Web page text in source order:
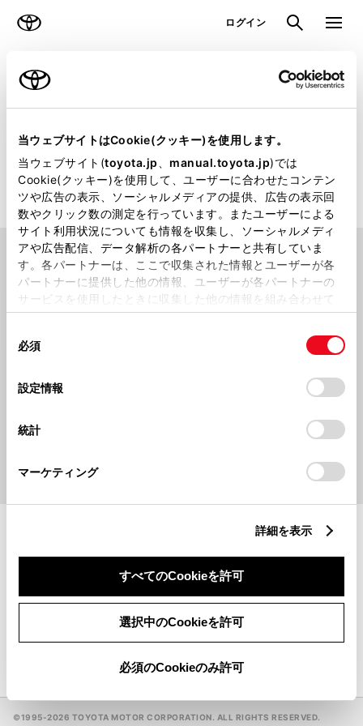
当ウェブサイトはCookie(クッキー)を使用します。
当ウェブサイト(toyota.jp manual.toyota.jp)では
Cookie(クッキー)を使用して、ユーザーに合わせたコンテン
ツや広告の表示、ソーシャルメディアの提供、広告の表示回
数やクリック数の測定を行っています。またユーザーによる
サイト利用状況についても情報を収集し、ソーシャルメディ
アや広告配信、データ解析の各パートナーと共有していま
す。各パートナーは、ここで収集された情報とユーザーが各
パートナーに提供した他の情報、ユーザーが各パートナーの
サービスを使用したときに収集した他の情報を組み合わせて
使用することがあります。当ウェブサイトの使用を続行する
デバイスにすべてのCookie(クッキー)が保存されることに同
意したことになります。Cookie(クッキー)のオプトアウト、
設定の変更、同意を撤回したりするにあたっては、当社の
「Cookie（クッキー）情報の取り扱いについて
」をご覧くだ
必須
設定情報
統計
マーケティング
詳細を表示
すべてのCookieを許可
選択中のCookieを許可
必須のCookieのみ許可
ログイン 検索 メニュ
ラインアップ トピックス
販売店検索
トヨタのクルマを取り扱っている日本全国の販売店をお探しいた
だけます
場所から探す
探す
地名・駅名・店名・郵便番号から検索できます。
ウェルキャブステーション
GR GARAGE
一覧
©1995-2026 TOYOTA MOTOR CORPORATION. ALL RIGHTS RESERVED.